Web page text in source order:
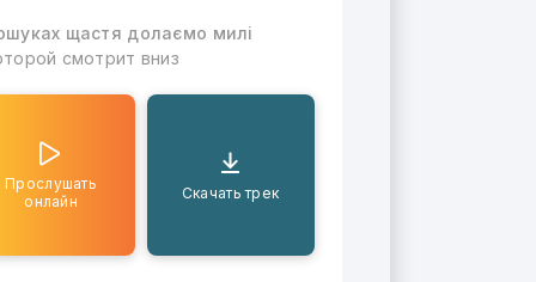
щастя долаємо милі
смотрит вниз
Прослушать
онлайн
Скачать трек